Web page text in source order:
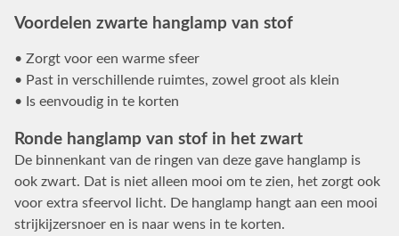
Voordelen zwarte hanglamp van stof
• Zorgt voor een warme sfeer
• Past in verschillende ruimtes, zowel groot als klein
• Is eenvoudig in te korten
Ronde hanglamp van stof in het zwart
De binnenkant van de ringen van deze gave hanglamp is
ook zwart. Dat is niet alleen mooi om te zien, het zorgt ook
voor extra sfeervol licht. De hanglamp hangt aan een mooi
strijkijzersnoer en is naar wens in te korten.